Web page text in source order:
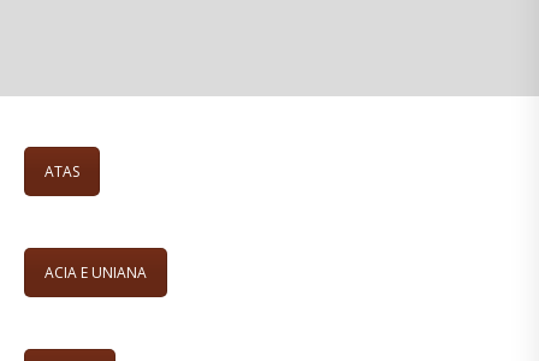
ATAS
ACIA E UNIANA